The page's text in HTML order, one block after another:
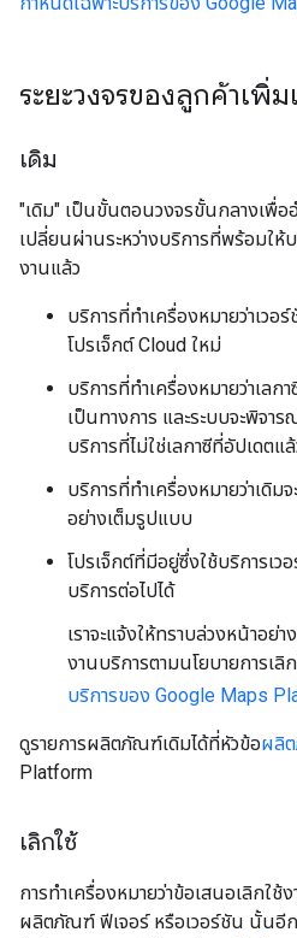
ระยะวงจรของลูกค้าเพิ่ม
เดิม
"เดิม" เป็นขั้นตอนวงจรขั้นกลางเพื่อ
เปลี่ยนผ่านระหว่างบริการที่พร้อมให้
งานแล้ว
บริการที่ทำเครื่องหมายว่าเวอ
โปรเจ็กต์ Cloud ใหม่
บริการที่ทำเครื่องหมายว่าเลก
เป็นทางการ และระบบจะพิจา
บริการที่ไม่ใช่เลกาซีที่อัปเดตแ
บริการที่ทำเครื่องหมายว่าเดิ
อย่างเต็มรูปแบบ
โปรเจ็กต์ที่มีอยู่ซึ่งใช้บริการเว
บริการต่อไปได้
เราจะแจ้งให้ทราบล่วงหน้าอย่
งานบริการตามนโยบายการเลิ
บริการของ Google Maps
ดูรายการผลิตภัณฑ์เดิมได้ที่หัวข้อผลิ
Platform
เลิกใช้
การทำเครื่องหมายว่าข้อเสนอเลิกใช้
ผลิตภัณฑ์ ฟีเจอร์ หรือเวอร์ชัน นั้นอี